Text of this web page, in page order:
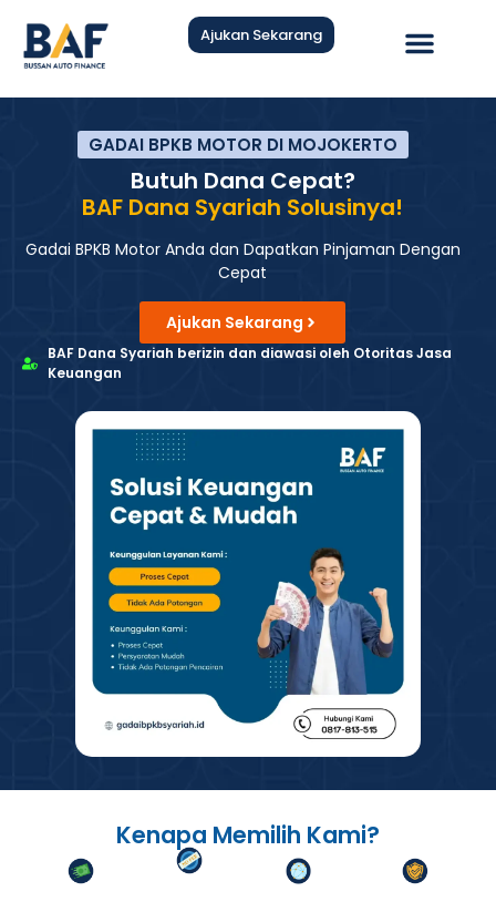
Ajukan Sekarang
GADAI BPKB MOTOR DI MOJOKERTO
Butuh Dana Cepat?
BAF Dana Syariah Solusinya!
Gadai BPKB Motor Anda dan Dapatkan Pinjaman Dengan
Cepat
Ajukan Sekarang
BAF Dana Syariah berizin dan diawasi oleh Otoritas Jasa
Keuangan
Kenapa Memilih Kami?